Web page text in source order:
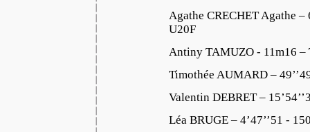
Agathe CRECHET Agathe –
U20F
Antiny TAMUZO - 11m16 –
Timothée AUMARD –
Valentin DEBRET –
Léa BRUGE – 4’47’’51 -